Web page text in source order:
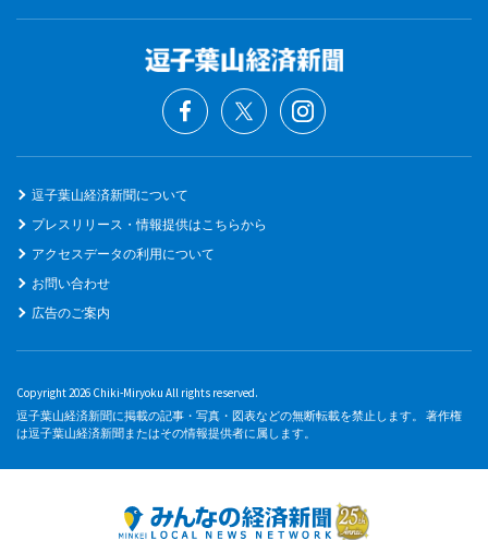
逗子葉山経済新聞について
プレスリリース・情報提供はこちらから
アクセスデータの利用について
お問い合わせ
広告のご案内
Copyright 2026 Chiki-Miryoku All rights reserved.
逗子葉山経済新聞に掲載の記事・写真・図表などの無断転載を禁止します。 著作権
は逗子葉山経済新聞またはその情報提供者に属します。